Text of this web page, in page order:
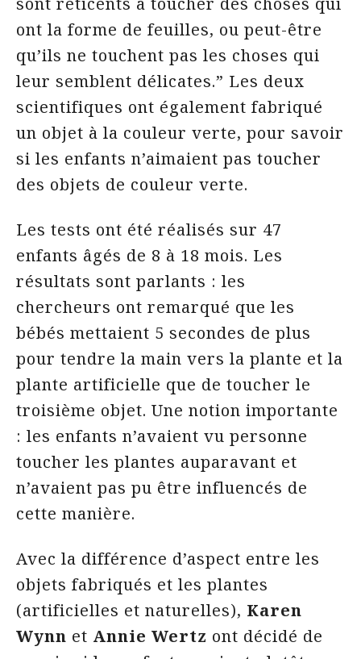
ont la forme de feuilles, ou peut-être
qu’ils ne touchent pas les choses qui
leur semblent délicates.” Les deux
scientifiques ont également fabriqué
un objet à la couleur verte, pour savoir
si les enfants n’aimaient pas toucher
des objets de couleur verte.
Les tests ont été réalisés sur 47
enfants âgés de 8 à 18 mois. Les
résultats sont parlants : les
chercheurs ont remarqué que les
bébés mettaient 5 secondes de plus
pour tendre la main vers la plante et la
plante artificielle que de toucher le
troisième objet. Une notion importante
: les enfants n’avaient vu personne
toucher les plantes auparavant et
n’avaient pas pu être influencés de
cette manière.
Avec la différence d’aspect entre les
objets fabriqués et les plantes
(artificielles et naturelles), Karen
Wynn et Annie Wertz ont décidé de